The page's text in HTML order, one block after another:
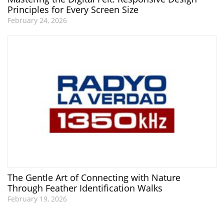
Principles for Every Screen Size
February 24, 2026
The Gentle Art of Connecting with Nature
Through Feather Identification Walks
February 19, 2026